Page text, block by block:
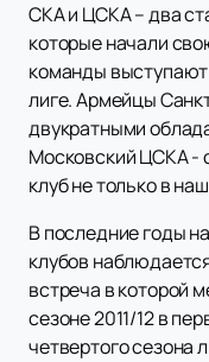
СКА и ЦСКА – два
которые начали
команды выступают
лиге. Армейцы
двукратными
Московский ЦСКА -
клуб не только в
В последние годы
клубов
встреча в которой
сезоне 2011/12 в
четвертого сезона